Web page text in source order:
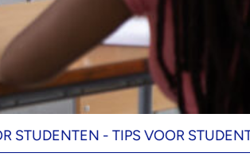
-TIPS VOOR STUDENTEN -